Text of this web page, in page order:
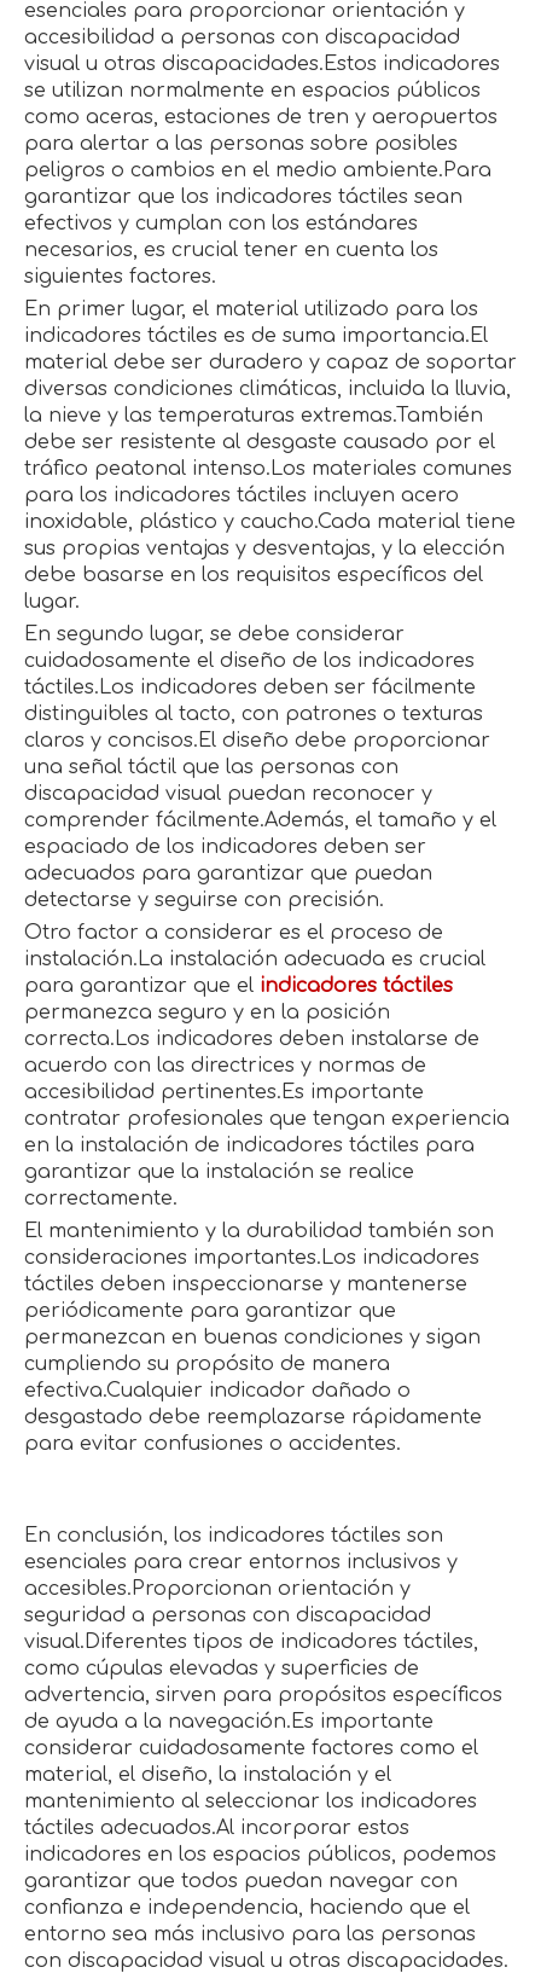
esenciales para proporcionar orientación y
accesibilidad a personas con discapacidad
visual u otras discapacidades.Estos indicadores
se utilizan normalmente en espacios públicos
como aceras, estaciones de tren y aeropuertos
para alertar a las personas sobre posibles
peligros o cambios en el medio ambiente.Para
garantizar que los indicadores táctiles sean
efectivos y cumplan con los estándares
necesarios, es crucial tener en cuenta los
siguientes factores.
En primer lugar, el material utilizado para los
indicadores táctiles es de suma importancia.El
material debe ser duradero y capaz de soportar
diversas condiciones climáticas, incluida la lluvia,
la nieve y las temperaturas extremas.También
debe ser resistente al desgaste causado por el
tráfico peatonal intenso.Los materiales comunes
para los indicadores táctiles incluyen acero
inoxidable, plástico y caucho.Cada material tiene
sus propias ventajas y desventajas, y la elección
debe basarse en los requisitos específicos del
lugar.
En segundo lugar, se debe considerar
cuidadosamente el diseño de los indicadores
táctiles.Los indicadores deben ser fácilmente
distinguibles al tacto, con patrones o texturas
claros y concisos.El diseño debe proporcionar
una señal táctil que las personas con
discapacidad visual puedan reconocer y
comprender fácilmente.Además, el tamaño y el
espaciado de los indicadores deben ser
adecuados para garantizar que puedan
detectarse y seguirse con precisión.
Otro factor a considerar es el proceso de
instalación.La instalación adecuada es crucial
para garantizar que el indicadores táctiles
permanezca seguro y en la posición
correcta.Los indicadores deben instalarse de
acuerdo con las directrices y normas de
accesibilidad pertinentes.Es importante
contratar profesionales que tengan experiencia
en la instalación de indicadores táctiles para
garantizar que la instalación se realice
correctamente.
El mantenimiento y la durabilidad también son
consideraciones importantes.Los indicadores
táctiles deben inspeccionarse y mantenerse
periódicamente para garantizar que
permanezcan en buenas condiciones y sigan
cumpliendo su propósito de manera
efectiva.Cualquier indicador dañado o
desgastado debe reemplazarse rápidamente
para evitar confusiones o accidentes.
En conclusión, los indicadores táctiles son
esenciales para crear entornos inclusivos y
accesibles.Proporcionan orientación y
seguridad a personas con discapacidad
visual.Diferentes tipos de indicadores táctiles,
como cúpulas elevadas y superficies de
advertencia, sirven para propósitos específicos
de ayuda a la navegación.Es importante
considerar cuidadosamente factores como el
material, el diseño, la instalación y el
mantenimiento al seleccionar los indicadores
táctiles adecuados.Al incorporar estos
indicadores en los espacios públicos, podemos
garantizar que todos puedan navegar con
confianza e independencia, haciendo que el
entorno sea más inclusivo para las personas
con discapacidad visual u otras discapacidades.